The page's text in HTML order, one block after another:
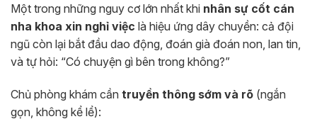
Một trong những nguy cơ lớn nhất khi nhân sự cốt cán
nha khoa xin nghỉ việc là hiệu ứng dây chuyền: cả đội
ngũ còn lại bắt đầu dao động, đoán già đoán non, lan tin,
và tự hỏi: “Có chuyện gì bên trong không?”
Chủ phòng khám cần truyền thông sớm và rõ (ngắn
gọn, không kể lể):